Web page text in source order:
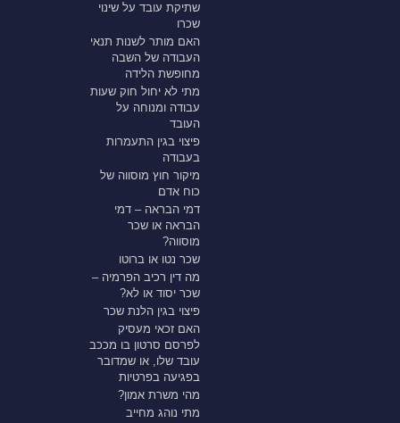
שתיקת עובד על שינוי
שכרו
האם מותר לשנות תנאי
העבודה של השבה
מחופשת הלידה
מתי לא יחול חוק שעות
עבודה ומנוחה על
העובד
פיצוי בגין התעמרות
בעבודה
מיקור חוץ מוסווה של
כוח אדם
דמי הבראה – דמי
הבראה או שכר
מוסווה?
שכר נטו או ברוטו
מה דין רכיב הפרמיה –
שכר יסוד או לא?
פיצוי בגין הלנת שכר
האם זכאי מעסיק
לפרסם סרטון בו מככב
עובד שלו, או שמדובר
בפגיעה בפרטיות
מהי משרת אמון?
מתי נוהג מחייב